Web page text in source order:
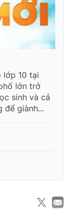
lớp 10 tại
lớn trở
sinh và cả
để giành...